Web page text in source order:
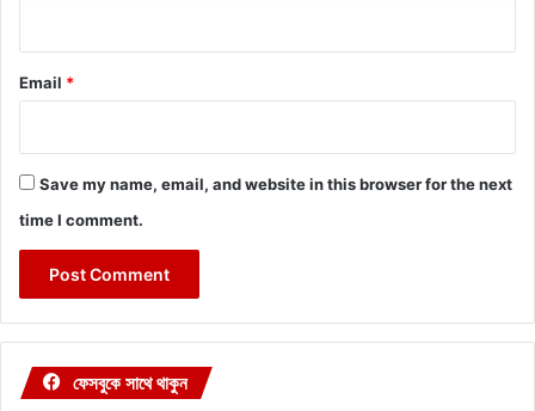
Email *
Save my name, email, and website in this browser for the next
time I comment.
ফেসবুকে সাথে থাকুন